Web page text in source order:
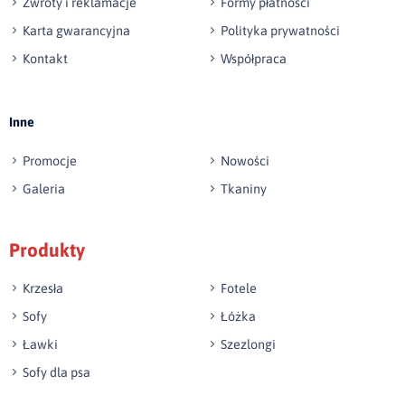
Wyślij opinię
Karta gwarancyjna
Polityka prywatności
Kontakt
Współpraca
Inne
Promocje
Nowości
Galeria
Tkaniny
Produkty
Krzesła
Fotele
Sofy
Łóżka
Ławki
Szezlongi
Sofy dla psa